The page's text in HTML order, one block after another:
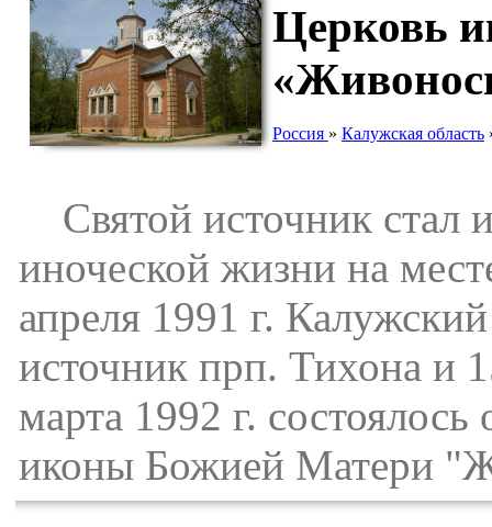
Церковь
Россия » Калужская область
Святой источник стал
иноческой жизни на
апреля 1991 г.
источник прп. Тихона и
марта 1992 г.
иконы Божией Матери